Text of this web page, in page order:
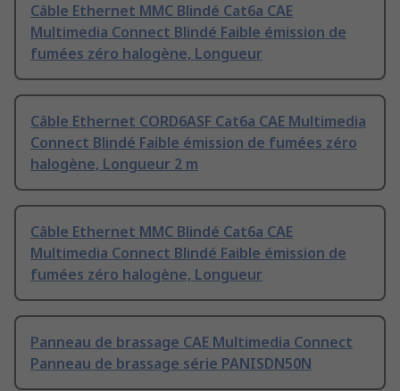
Câble Ethernet MMC Blindé Cat6a CAE
Multimedia Connect Blindé Faible émission de
fumées zéro halogène, Longueur
Câble Ethernet CORD6ASF Cat6a CAE Multimedia
Connect Blindé Faible émission de fumées zéro
halogène, Longueur 2 m
Câble Ethernet MMC Blindé Cat6a CAE
Multimedia Connect Blindé Faible émission de
fumées zéro halogène, Longueur
Panneau de brassage CAE Multimedia Connect
Panneau de brassage série PANISDN50N